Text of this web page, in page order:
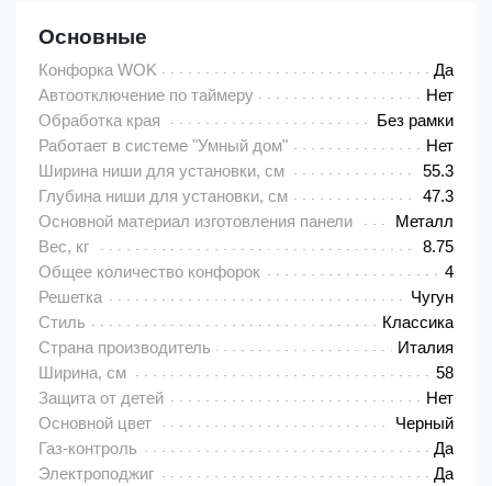
Основные
Конфорка WOK
Да
Автоотключение по таймеру
Нет
Обработка края
Без рамки
Работает в системе "Умный дом"
Нет
Ширина ниши для установки, см
55.3
Глубина ниши для установки, см
47.3
Основной материал изготовления панели
Металл
Вес, кг
8.75
Общее количество конфорок
4
Решетка
Чугун
Стиль
Классика
Страна производитель
Италия
Ширина, см
58
Защита от детей
Нет
Основной цвет
Черный
Газ-контроль
Да
Электроподжиг
Да